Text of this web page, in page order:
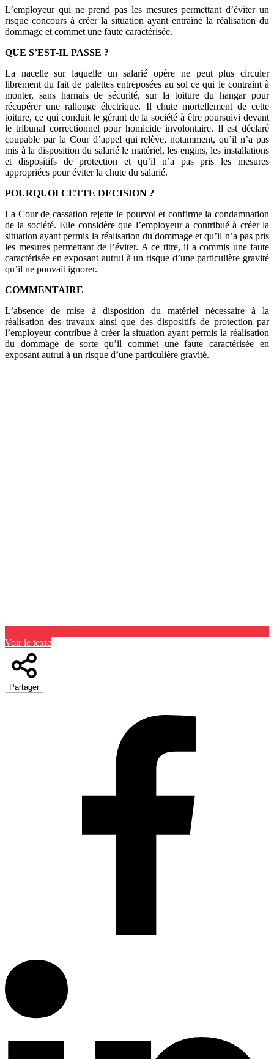
L’employeur qui ne prend pas les mesures permettant d’éviter un
risque concours à créer la situation ayant entraîné la réalisation du
dommage et commet une faute caractérisée.
QUE S’EST-IL PASSE ?
La nacelle sur laquelle un salarié opère ne peut plus circuler
librement du fait de palettes entreposées au sol ce qui le contraint à
monter, sans harnais de sécurité, sur la toiture du hangar pour
récupérer une rallonge électrique. Il chute mortellement de cette
toiture, ce qui conduit le gérant de la société à être poursuivi devant
le tribunal correctionnel pour homicide involontaire. Il est déclaré
coupable par la Cour d’appel qui relève, notamment, qu’il n’a pas
mis à la disposition du salarié le matériel, les engins, les installations
et dispositifs de protection et qu’il n’a pas pris les mesures
appropriées pour éviter la chute du salarié.
POURQUOI CETTE DECISION ?
La Cour de cassation rejette le pourvoi et confirme la condamnation
de la société. Elle considère que l’employeur a contribué à créer la
situation ayant permis la réalisation du dommage et qu’il n’a pas pris
les mesures permettant de l’éviter. A ce titre, il a commis une faute
caractérisée en exposant autrui à un risque d’une particulière gravité
qu’il ne pouvait ignorer.
COMMENTAIRE
L’absence de mise à disposition du matériel nécessaire à la
réalisation des travaux ainsi que des dispositifs de protection par
l’employeur contribue à créer la situation ayant permis la réalisation
du dommage de sorte qu’il commet une faute caractérisée en
exposant autrui à un risque d’une particulière gravité.
Voir le texte
Partager